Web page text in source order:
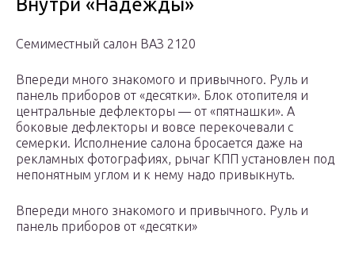
Внутри «Надежды»
Семиместный салон ВАЗ 2120
Впереди много знакомого и привычного. Руль и
панель приборов от «десятки». Блок отопителя и
центральные дефлекторы — от «пятнашки». А
боковые дефлекторы и вовсе перекочевали с
семерки. Исполнение салона бросается даже на
рекламных фотографиях, рычаг КПП установлен под
непонятным углом и к нему надо привыкнуть.
Впереди много знакомого и привычного. Руль и
панель приборов от «десятки»